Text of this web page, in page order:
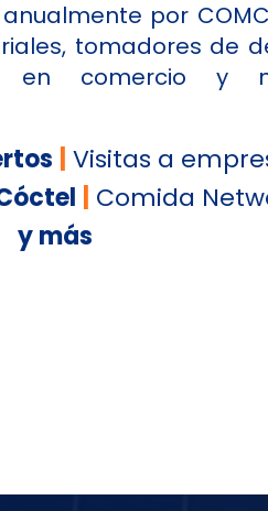
por
tomadores de
comercio y
Visitas a
Comida
y más